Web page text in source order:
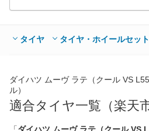
タイヤ タイヤ・ホイールセット
ダイハツ ムーヴ ラテ（クール VS
ル）
適合タイヤ一覧（楽天